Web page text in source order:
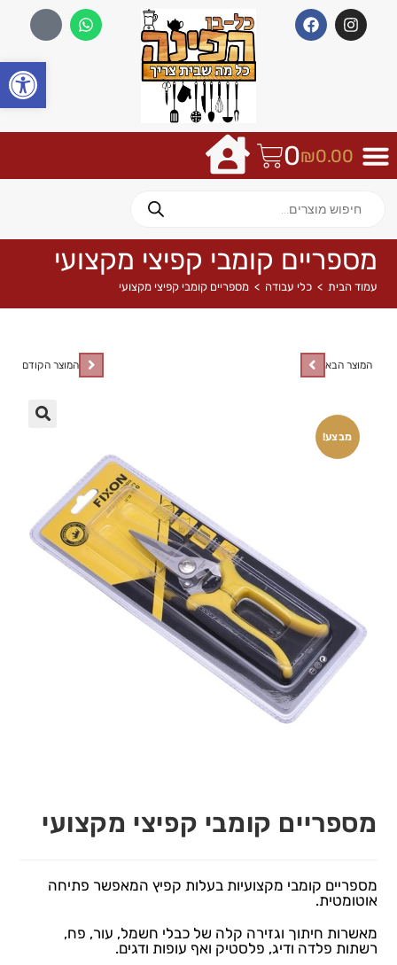
₪0.00
0
מספריים קומבי קפיצי מקצועי
עמוד הבית > כלי עבודה > מספריים קומבי קפיצי מקצועי
מבצע!
המוצר הקודם המוצר הבא
מספריים קומבי קפיצי מקצועי
מספריים קומבי מקצועיות בעלות קפיץ המאפשר פתיחה
אוטומטית.
מאשרות חיתוך וגזירה קלה של כבלי חשמל, עור, פח,
רשתות פלדה ודיג, פלסטיק ואף עופות ודגים.